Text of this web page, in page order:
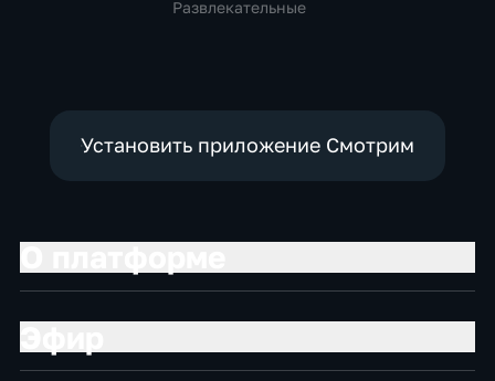
Развлекательные
Установить приложение Смотрим